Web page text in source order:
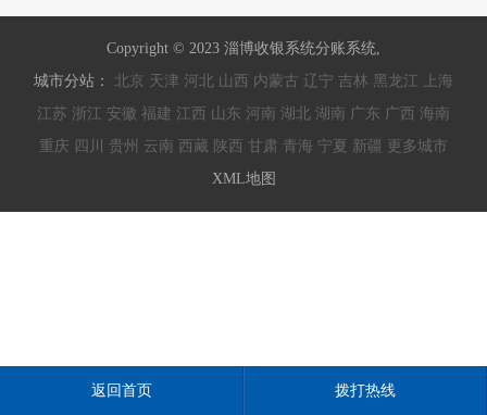
Copyright © 2023 淄博收银系统分账系统,
城市分站： 北京 天津 河北 山西 内蒙古 辽宁 吉林 黑龙江
上海
江苏 浙江 安徽 福建 江西 山东 河南 湖北 湖南 广东 广西 海南
重庆 四川 贵州 云南 西藏 陕西 甘肃 青海 宁夏 新疆 更多城市
XML地图
返回首页 拨打热线